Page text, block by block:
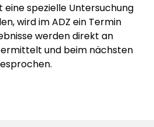
eine spezielle Untersuchung
wird im ADZ ein Termin
werden direkt an
und beim nächsten